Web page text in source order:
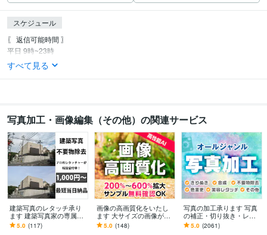
スケジュール
〖 返信可能時間 〗
平日 9時~23時
すべて見る
写真加工・画像編集（その他）の関連サービス
建築写真のレタッチ承り
ます 建築写真家の専属レ
タッチャーをしてます。
5.0 (117)
画像の高画質化をいたし
ます 大サイズの画像が欲
しい方、画像をより綺麗
にしたい方に
5.0 (148)
写真の加工承ります 写真
の補正・切り抜き・レタ
ッチ・合成が必要な方に
5.0 (2061)